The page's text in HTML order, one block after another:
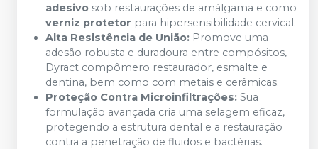
adesivo sob restaurações de amálgama e como
verniz protetor para hipersensibilidade cervical.
Alta Resistência de União: Promove uma
adesão robusta e duradoura entre compósitos,
Dyract compômero restaurador, esmalte e
dentina, bem como com metais e cerâmicas.
Proteção Contra Microinfiltrações: Sua
formulação avançada cria uma selagem eficaz,
protegendo a estrutura dental e a restauração
contra a penetração de fluidos e bactérias.